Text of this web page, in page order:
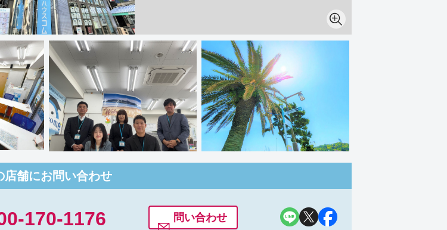
店舗にお問い合わせ
170-1176 問い合わせ